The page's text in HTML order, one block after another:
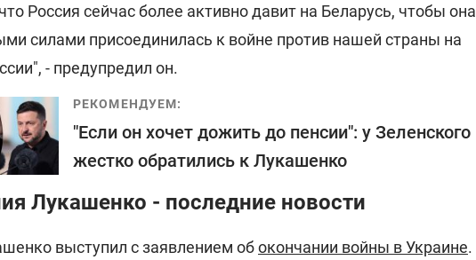
Россия сейчас более активно давит на Беларусь, чтобы она
силами присоединилась к войне против нашей страны на
- предупредил он.
РЕКОМЕНДУЕМ:
"Если он хочет дожить до пенсии": у Зеленского
жестко обратились к Лукашенко
Лукашенко - последние новости
выступил с заявлением обокончании войны в Украине.